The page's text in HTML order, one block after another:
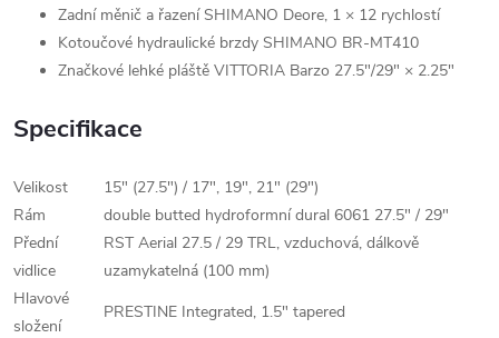
Zadní měnič a řazení SHIMANO Deore, 1 × 12 rychlostí
Kotoučové hydraulické brzdy SHIMANO BR-MT410
Značkové lehké pláště VITTORIA Barzo 27.5"/29" × 2.25"
Specifikace
Velikost
15" (27.5") / 17", 19", 21" (29")
Rám
double butted hydroformní dural 6061 27.5" / 29"
Přední
vidlice
RST Aerial 27.5 / 29 TRL, vzduchová, dálkově
uzamykatelná (100 mm)
Hlavové
složení
PRESTINE Integrated, 1.5" tapered